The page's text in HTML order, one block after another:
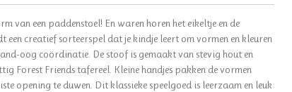
van een paddenstoel! En waren horen het eikeltje en de
een creatief sorteerspel dat je kindje leert om vormen en kleuren
oog coördinatie. De stoof is gemaakt van stevig hout en
Forest Friends tafereel. Kleine handjes pakken de vormen
opening te duwen. Dit klassieke speelgoed is leerzaam en leuk